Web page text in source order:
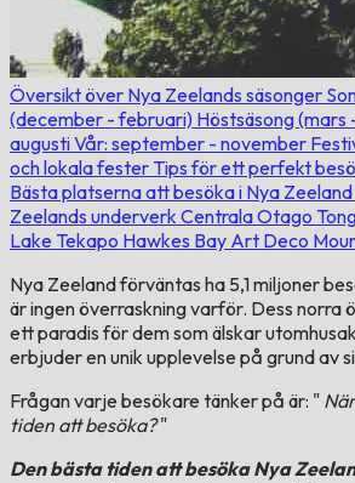
Översikt över Nya Zeelands säsonger
(december - februari) Höstsäsong (mars
augustiVår: september - november
och lokala fester Tips för ett perfekt
Bästa platserna att besöka i Nya Zeeland
Zeelands underverk Centrala Otago
Lake Tekapo Hawkes Bay Art Deco
Nya Zeeland förväntas ha 5,1 miljoner
är ingen överraskning varför. Dess norra
ett paradis för dem som älskar
erbjuder en unik upplevelse på grund av
Frågan varje besökare tänker på är: "
tiden att besöka?"
Den bästa tiden att besöka Nya